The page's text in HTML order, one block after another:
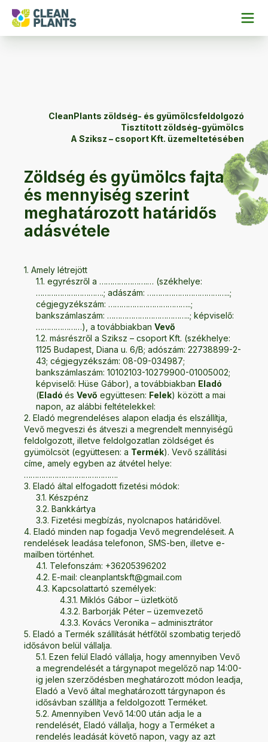
CleanPlants zöldség- és gyümölcsfeldolgozó
Tisztított zöldség-gyümölcs
A Sziksz – csoport Kft. üzemeltetésében
Zöldség és gyümölcs fajta
és mennyiség szerint
meghatározott határidős
adásvétele
Amely létrejött
egyrészről a ………………….… (székhelye:
………………………….; adászám: ………………………………..;
cégjegyzékszám: ………………………………..;
bankszámlaszám: ………………………………..; képviselő:
…………………), a továbbiakban Vevő
másrészről a Sziksz – csoport Kft. (székhelye:
1125 Budapest, Diana u. 6/B; adószám: 22738899-2-
43; cégjegyzékszám: 08-09-034987;
bankszámlaszám: 10102103-10279900-01005002;
képviselő: Hüse Gábor), a továbbiakban Eladó
(Eladó és Vevő együttesen: Felek) között a mai
napon, az alábbi feltételekkel:
Eladó megrendeléses alapon eladja és elszállítja,
Vevő megveszi és átveszi a megrendelt mennyiségű
feldolgozott, illetve feldolgozatlan zöldséget és
gyümölcsöt (együttesen: a Termék). Vevő szállítási
címe, amely egyben az átvétel helye:
…………………………………….
Eladó által elfogadott fizetési módok:
Készpénz
Bankkártya
Fizetési megbízás, nyolcnapos határidővel.
Eladó minden nap fogadja Vevő megrendeléseit. A
rendelések leadása telefonon, SMS-ben, illetve e-
mailben történhet.
Telefonszám: +36205396202
E-mail: cleanplantskft@gmail.com
Kapcsolattartó személyek:
Miklós Gábor – üzletkötő
Barborják Péter – üzemvezető
Kovács Veronika – adminisztrátor
Eladó a Termék szállítását hétfőtől szombatig terjedő
idősávon belül vállalja.
Ezen felül Eladó vállalja, hogy amennyiben Vevő
a megrendelését a tárgynapot megelőző nap 14:00-
ig jelen szerződésben meghatározott módon leadja,
Eladó a Vevő által meghatározott tárgynapon és
idősávban szállítja a feldolgozott Terméket.
Amennyiben Vevő 14:00 után adja le a
rendelését, Eladó vállalja, hogy a Terméket a
rendelés leadását követő napon, vagy az azt